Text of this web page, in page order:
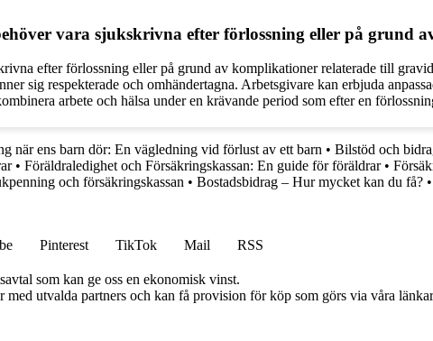
vara sjukskrivna efter förlossning eller på grund
efter förlossning eller på grund av komplikationer relaterade till
sig respekterade och omhändertagna. Arbetsgivare kan erbjuda
arbete och hälsa under en krävande period som efter en
när ens barn dör: En vägledning vid förlust av ett barn • Bilstöd och
• Föräldraledighet och Försäkringskassan: En guide för föräldrar•
och försäkringskassan • Bostadsbidrag – Hur mycket kan du få? •
Pinterest TikTok Mail
RSS
som kan ge oss en ekonomisk vinst.
utvalda partners och kan få provision för köp som görs via våra